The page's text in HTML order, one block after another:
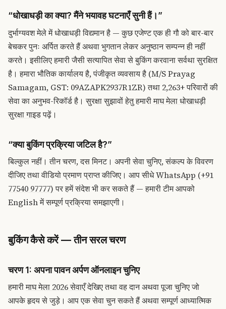
“धोखाधड़ी का क्या? मैंने भयावह घटनाएँ सुनी हैं।”
दुर्भाग्यवश मेले में धोखाधड़ी विद्यमान है — कुछ एजेण्ट एक ही गौ को बार-बार
बेचकर पुनः अर्पित करते हैं अथवा भुगतान लेकर अनुष्ठान सम्पन्न ही नहीं
करते। इसीलिए हमारी जैसी सत्यापित सेवा से बुकिंग करवाना सर्वथा सुरक्षित
है। हमारा भौतिक कार्यालय है, पंजीकृत व्यवसाय है (M/S Prayag
Samagam, GST: 09AZAPK2937R1ZR) तथा 2,263+ परिवारों की
सेवा का अनुभव-रिकॉर्ड है। सुरक्षा सुझावों हेतु हमारीमाघ मेला धोखाधड़ी
सुरक्षा गाइडपढ़ें।
“क्या बुकिंग प्रक्रिया जटिल है?”
बिल्कुल नहीं। तीन चरण, दस मिनट। अपनी सेवा चुनिए, संकल्प के विवरण
दीजिए तथा वीडियो प्रमाण प्राप्त कीजिए। आप सीधेWhatsApp (+91
77540 97777)पर हमें संदेश भी कर सकते हैं — हमारी टीम आपको
English में सम्पूर्ण प्रक्रिया समझाएगी।
बुकिंग कैसे करें — तीन सरल चरण
चरण 1: अपना पावन अर्पण ऑनलाइन चुनिए
हमारीमाघ मेला 2026 सेवाएँदेखिए तथा वह दान अथवा पूजा चुनिए जो
आपके हृदय से जुड़े। आप एक सेवा चुन सकते हैं अथवा सम्पूर्ण आध्यात्मिक